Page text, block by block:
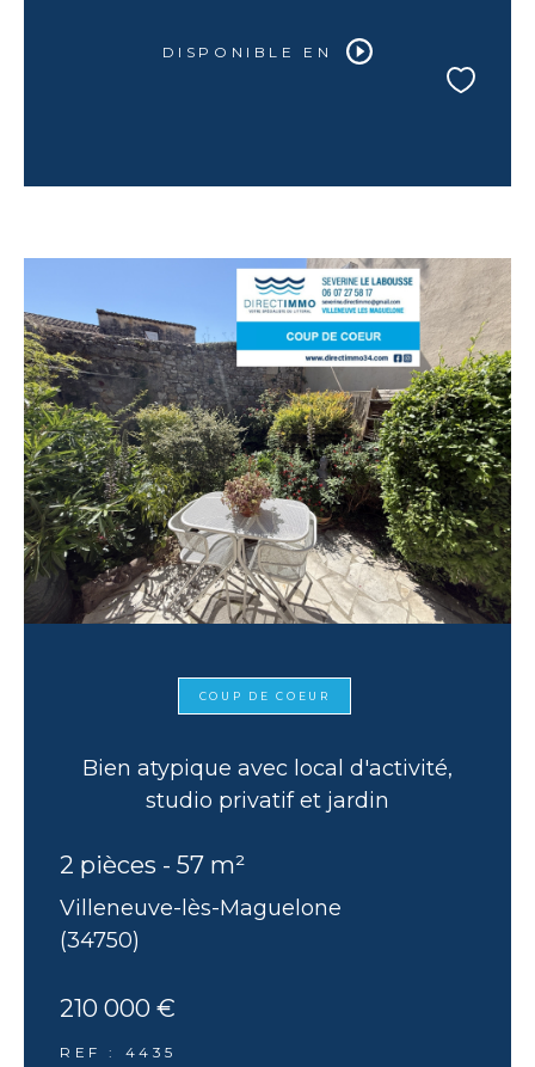
DISPONIBLE EN
COUP DE COEUR
Bien atypique avec local d'activité,
studio privatif et jardin
2 pièces - 57 m²
Villeneuve-lès-Maguelone
(34750)
210 000 €
REF : 4435